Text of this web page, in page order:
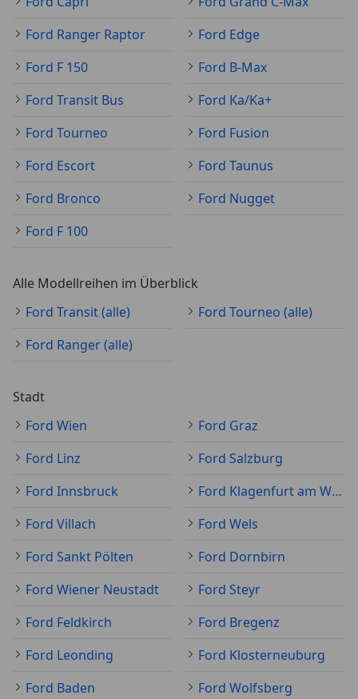
Ford Ranger Raptor
Ford Edge
Ford F 150
Ford B-Max
Ford Transit Bus
Ford Ka/Ka+
Ford Tourneo
Ford Fusion
Ford Escort
Ford Taunus
Ford Bronco
Ford Nugget
Ford F 100
Alle Modellreihen im Überblick
Ford Transit (alle)
Ford Tourneo (alle)
Ford Ranger (alle)
Stadt
Ford Wien
Ford Graz
Ford Linz
Ford Salzburg
Ford Innsbruck
Ford Klagenfurt am Wörthersee
Ford Villach
Ford Wels
Ford Sankt Pölten
Ford Dornbirn
Ford Wiener Neustadt
Ford Steyr
Ford Feldkirch
Ford Bregenz
Ford Leonding
Ford Klosterneuburg
Ford Baden
Ford Wolfsberg